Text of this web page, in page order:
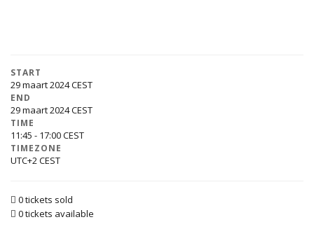
START
29 maart 2024
END
29 maart 2024
TIME
11:45 - 17:00
TIMEZONE
UTC+2
0 tickets sold
0 tickets available